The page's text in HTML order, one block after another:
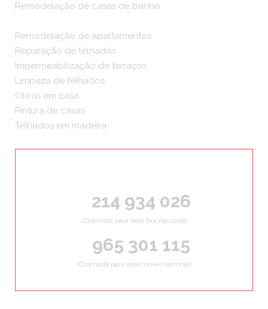
Remodelação de casas de banho
Remodelação de apartamentos
Reparação de telhados
Impermeabilização de terraços
Limpeza de telhados
Obras em casa
Pintura de casas
Telhados em madeira
214 934 026
(Chamada para rede fixa nacional)
965 301 115
(Chamada para rede móvel nacional)